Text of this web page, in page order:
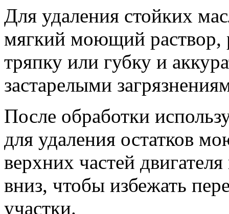
Для удаления стойких
мягкий моющий раствор,
тряпку или губку и
застарелыми
После обработки
для удаления остатков
верхних частей
вниз, чтобы избежать
участки.